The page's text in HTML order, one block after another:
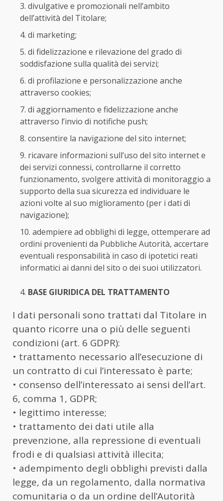
divulgative e promozionali nell’ambito
dell’attività del Titolare;
di marketing;
di fidelizzazione e rilevazione del grado di
soddisfazione sulla qualità dei servizi;
di profilazione e personalizzazione anche
attraverso cookies;
di aggiornamento e fidelizzazione anche
attraverso l’invio di notifiche push;
consentire la navigazione del sito internet;
ricavare informazioni sull’uso del sito internet e
dei servizi connessi, controllarne il corretto
funzionamento, svolgere attività di monitoraggio a
supporto della sua sicurezza ed individuare le
azioni volte al suo miglioramento (per i dati di
navigazione);
adempiere ad obblighi di legge, ottemperare ad
ordini provenienti da Pubbliche Autorità, accertare
eventuali responsabilità in caso di ipotetici reati
informatici ai danni del sito o dei suoi utilizzatori.
BASE GIURIDICA DEL TRATTAMENTO
I dati personali sono trattati dal Titolare in
quanto ricorre una o più delle seguenti
condizioni (art. 6 GDPR):
• trattamento necessario all’esecuzione di
un contratto di cui l’interessato è parte;
• consenso dell’interessato ai sensi dell’art.
6, comma 1, GDPR;
• legittimo interesse;
• trattamento dei dati utile alla
prevenzione, alla repressione di eventuali
frodi e di qualsiasi attività illecita;
• adempimento degli obblighi previsti dalla
legge, da un regolamento, dalla normativa
comunitaria o da un ordine dell’Autorità